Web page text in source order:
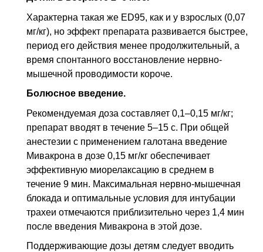
Характерна такая же ED95, как и у взрослых (0,07
мг/кг), но эффект препарата развивается быстрее,
период его действия менее продолжительный, а
время спонтанного восстановление нервно-
мышечной проводимости короче.
Болюсное введение.
Рекомендуемая доза составляет 0,1–0,15 мг/кг;
препарат вводят в течение 5–15 с. При общей
анестезии с применением галотана введение
Мивакрона в дозе 0,15 мг/кг обеспечивает
эффективную миорелаксацию в среднем в
течение 9 мин. Максимальная нервно-мышечная
блокада и оптимальные условия для интубации
трахеи отмечаются приблизительно через 1,4 мин
после введения Мивакрона в этой дозе.
Поддерживающие дозы детям следует вводить